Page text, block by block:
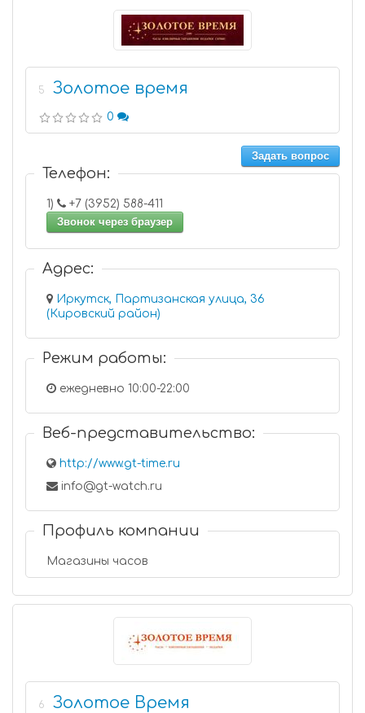
5 Золотое время
0
Задать вопрос
Телефон:
1)
+7 (3952) 588-411
Звонок через браузер
Адрес:
Иркутск, Партизанская улица, 36
(Кировский район)
Режим работы:
ежедневно 10:00-22:00
Веб-представительство:
http://www.gt-time.ru
info@gt-watch.ru
Профиль компании
Магазины часов
6 Золотое Время